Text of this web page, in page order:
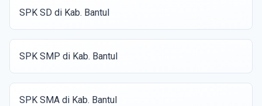
SPK SD di Kab. Bantul
SPK SMP di Kab. Bantul
SPK SMA di Kab. Bantul